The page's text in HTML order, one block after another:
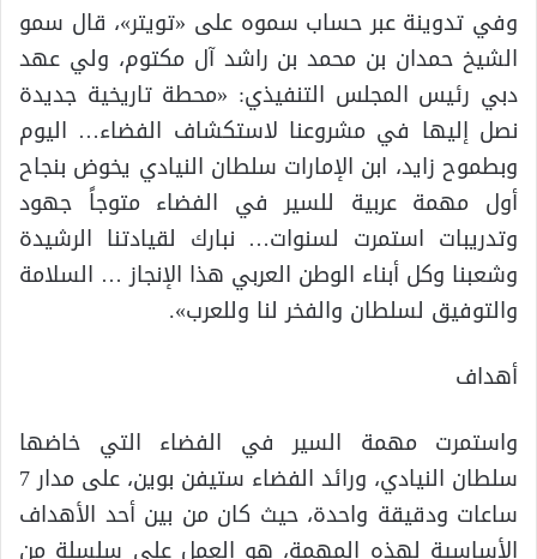
وفي تدوينة عبر حساب سموه على «تويتر»، قال سمو
الشيخ حمدان بن محمد بن راشد آل مكتوم، ولي عهد
دبي رئيس المجلس التنفيذي: «محطة تاريخية جديدة
نصل إليها في مشروعنا لاستكشاف الفضاء… اليوم
وبطموح زايد، ابن الإمارات سلطان النيادي يخوض بنجاح
أول مهمة عربية للسير في الفضاء متوجاً جهود
وتدريبات استمرت لسنوات… نبارك لقيادتنا الرشيدة
وشعبنا وكل أبناء الوطن العربي هذا الإنجاز … السلامة
والتوفيق لسلطان والفخر لنا وللعرب».
أهداف
واستمرت مهمة السير في الفضاء التي خاضها
سلطان النيادي، ورائد الفضاء ستيفن بوين، على مدار 7
ساعات ودقيقة واحدة، حيث كان من بين أحد الأهداف
الأساسية لهذه المهمة، هو العمل على سلسلة من